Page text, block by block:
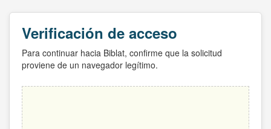
Verificación de acceso
Para continuar hacia Biblat, confirme que la solicitud
proviene de un navegador legítimo.